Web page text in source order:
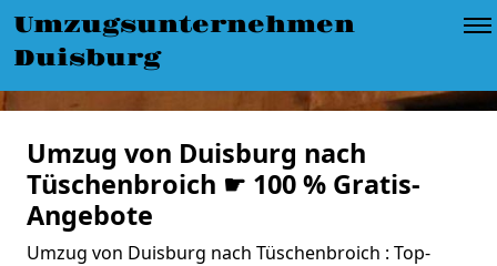
Umzugsunternehmen
Duisburg
Umzug von Duisburg nach
Tüschenbroich ☛ 100 % Gratis-
Angebote
Umzug von Duisburg nach Tüschenbroich : Top-